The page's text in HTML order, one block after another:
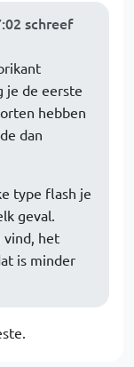
schreef
je de eerste
hebben
dan
type flash je
geval.
vind, het
is minder